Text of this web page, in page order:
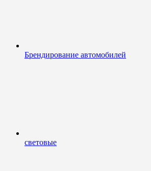
Брендирование автомобилей
световые